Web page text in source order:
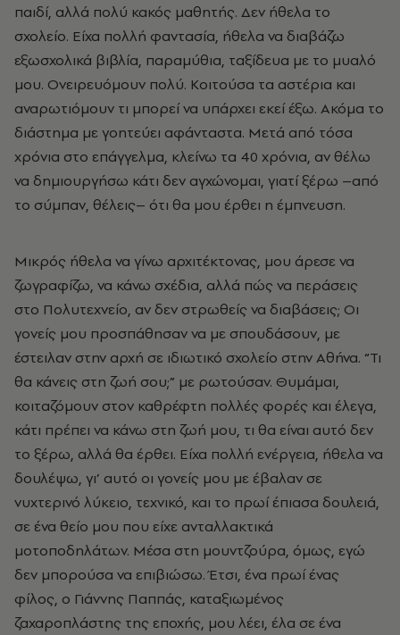
παιδί, αλλά πολύ κακός μαθητής. Δεν ήθελα το
σχολείο. Είχα πολλή φαντασία, ήθελα να διαβάζω
εξωσχολικά βιβλία, παραμύθια, ταξίδευα με το μυαλό
μου. Ονειρευόμουν πολύ. Κοιτούσα τα αστέρια και
αναρωτιόμουν τι μπορεί να υπάρχει εκεί έξω. Ακόμα το
διάστημα με γοητεύει αφάνταστα. Μετά από τόσα
χρόνια στο επάγγελμα, κλείνω τα 40 χρόνια, αν θέλω
να δημιουργήσω κάτι δεν αγχώνομαι, γιατί ξέρω –από
το σύμπαν, θέλεις– ότι θα μου έρθει η έμπνευση.
Μικρός ήθελα να γίνω αρχιτέκτονας, μου άρεσε να
ζωγραφίζω, να κάνω σχέδια, αλλά πώς να περάσεις
στο Πολυτεχνείο, αν δεν στρωθείς να διαβάσεις; Οι
γονείς μου προσπάθησαν να με σπουδάσουν, με
έστειλαν στην αρχή σε ιδιωτικό σχολείο στην Αθήνα. “Τι
θα κάνεις στη ζωή σου;” με ρωτούσαν. Θυμάμαι,
κοιταζόμουν στον καθρέφτη πολλές φορές και έλεγα,
κάτι πρέπει να κάνω στη ζωή μου, τι θα είναι αυτό δεν
το ξέρω, αλλά θα έρθει. Είχα πολλή ενέργεια, ήθελα να
δουλέψω, γι’ αυτό οι γονείς μου με έβαλαν σε
νυχτερινό λύκειο, τεχνικό, και το πρωί έπιασα δουλειά,
σε ένα θείο μου που είχε ανταλλακτικά
μοτοποδηλάτων. Μέσα στη μουντζούρα, όμως, εγώ
δεν μπορούσα να επιβιώσω. Έτσι, ένα πρωί ένας
φίλος, ο Γιάννης Παππάς, καταξιωμένος
ζαχαροπλάστης της εποχής, μου λέει, έλα σε ένα